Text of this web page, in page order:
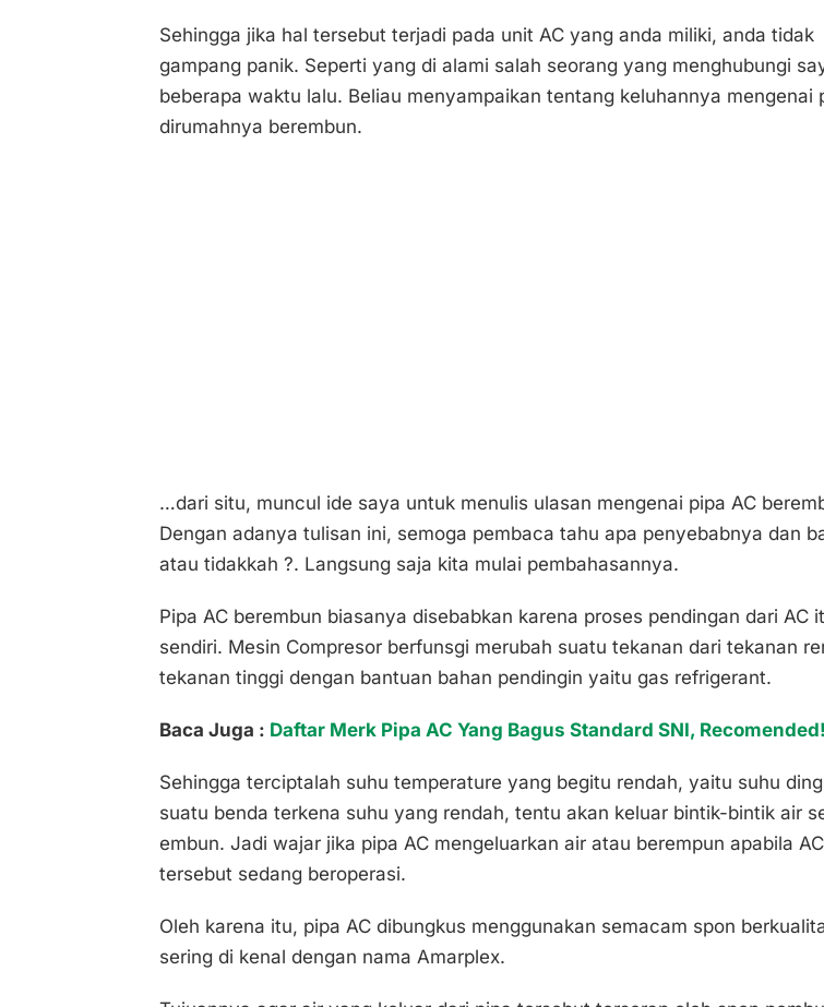
Sehingga jika hal tersebut terjadi pada unit AC yang anda miliki, anda tidak
gampang panik. Seperti yang di alami salah seorang yang menghubungi
beberapa waktu lalu. Beliau menyampaikan tentang keluhannya mengenai
dirumahnya berembun.
…dari situ, muncul ide saya untuk menulis ulasan mengenai pipa AC
Dengan adanya tulisan ini, semoga pembaca tahu apa penyebabnya dan
atau tidakkah ?. Langsung saja kita mulai pembahasannya.
Pipa AC berembun biasanya disebabkan karena proses pendingan dari AC
sendiri. Mesin Compresor berfunsgi merubah suatu tekanan dari tekanan
tekanan tinggi dengan bantuan bahan pendingin yaitu gas refrigerant.
Baca Juga : Daftar Merk Pipa AC Yang Bagus Standard SNI, Recomended!
Sehingga terciptalah suhu temperature yang begitu rendah, yaitu suhu
suatu benda terkena suhu yang rendah, tentu akan keluar bintik-bintik air
embun. Jadi wajar jika pipa AC mengeluarkan air atau berempun apabila AC
tersebut sedang beroperasi.
Oleh karena itu, pipa AC dibungkus menggunakan semacam spon
sering di kenal dengan nama Amarplex.